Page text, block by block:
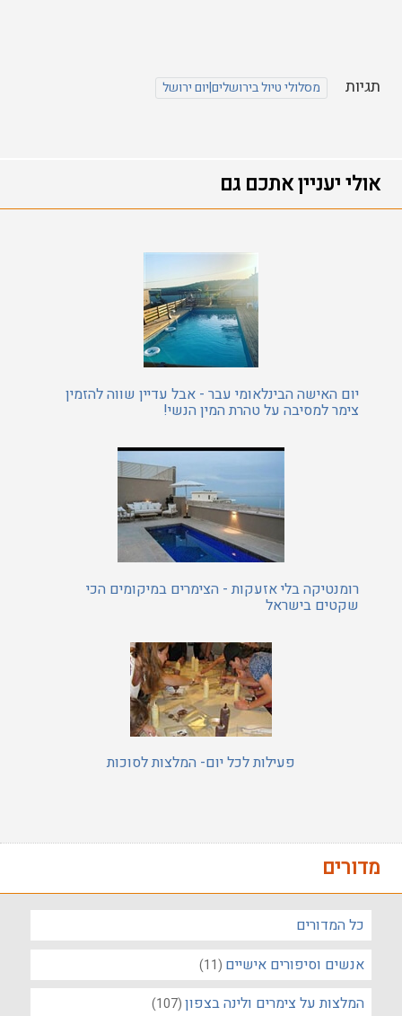
תגיות מסלולי טיול בירושלים|יום ירושל
אולי יעניין אתכם גם
יום האישה הבינלאומי עבר - אבל עדיין שווה להזמין
צימר למסיבה על טהרת המין הנשי!
רומנטיקה בלי אזעקות - הצימרים במיקומים הכי
שקטים בישראל
פעילות לכל יום- המלצות לסוכות
מדורים
כל המדורים
אנשים וסיפורים אישיים (11)
המלצות על צימרים ולינה בצפון(107)